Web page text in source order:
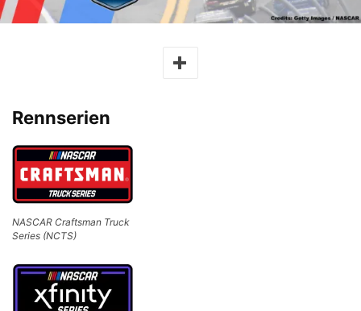
Rennserien
NASCAR Craftsman Truck
Series (NCTS)